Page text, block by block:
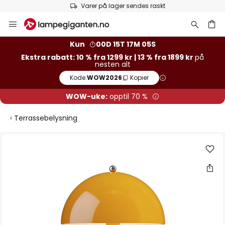
Varer på lager sendes raskt
Hopp
til
Kun
00D 15T 17M 04S
Ekstra rabatt: 10 % fra 1299 kr | 13 % fra 1899 kr på
nesten alt
Kode:WOW2026 Kopier
WOW-uke: opptil 70 %
Terrassebelysning